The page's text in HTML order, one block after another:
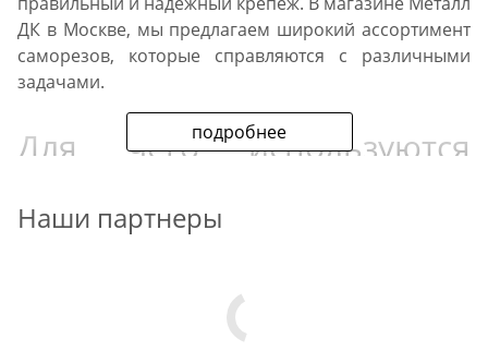
подробнее
ДК в Москве, мы предлагаем широкий ассортимент
саморезов, которые справляются с различными
задачами.
Для чего используются
деревянным, металлическим и пластиковым
поверхностям. Они идеально подходят для:
Наши партнеры